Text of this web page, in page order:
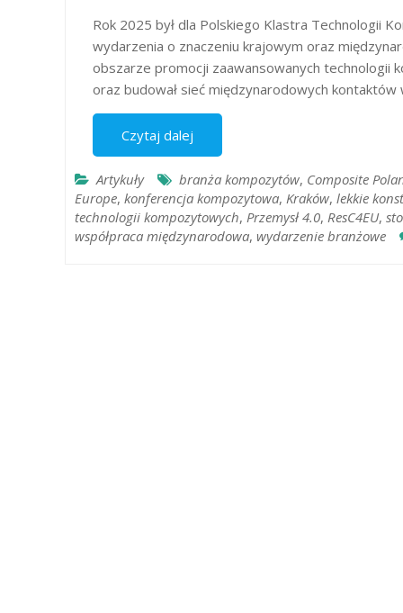
Rok 2025 był dla Polskiego Klastra Technologii
wydarzenia o znaczeniu krajowym oraz
obszarze promocji zaawansowanych technologii
oraz budował sieć międzynarodowych kontaktów
Czytaj dalej
Artykuły branża kompozytów, Composite
Europe, konferencja kompozytowa, Kraków, lekkie
technologii kompozytowych, Przemysł 4.0, ResC4EU,
współpraca międzynarodowa, wydarzenie branżowe